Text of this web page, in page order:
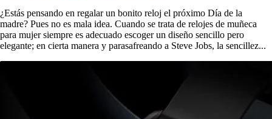
¿Estás pensando en regalar un bonito reloj el próximo Día de la
madre? Pues no es mala idea. Cuando se trata de relojes de muñeca
para mujer siempre es adecuado escoger un diseño sencillo pero
elegante; en cierta manera y parasafreando a Steve Jobs, la sencillez...